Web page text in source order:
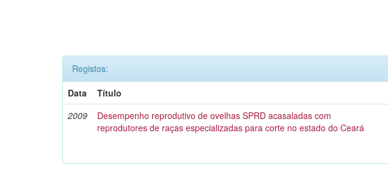
Registos:
Data
Título
2009
Desempenho reprodutivo de ovelhas SPRD acasaladas com
reprodutores de raças especializadas para corte no estado do Ceará